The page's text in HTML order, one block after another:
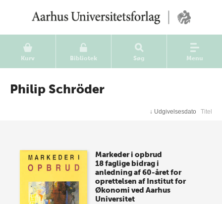
Kurv Bibliotek Søg Menu
Philip Schröder
↓ Udgivelsesdato Titel
Markeder i opbrud
18 faglige bidrag i
anledning af 60-året for
oprettelsen af Institut for
Økonomi ved Aarhus
Universitet